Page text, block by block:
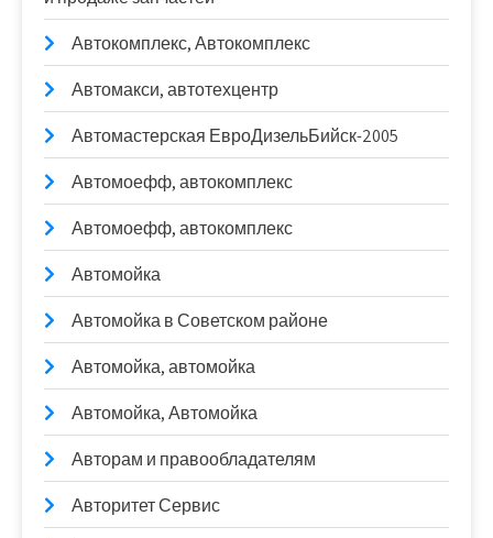
Автокомплекс, Автокомплекс
Автомакси, автотехцентр
Автомастерская ЕвроДизельБийск-2005
Автомоефф, автокомплекс
Автомоефф, автокомплекс
Автомойка
Автомойка в Советском районе
Автомойка, автомойка
Автомойка, Автомойка
Авторам и правообладателям
Авторитет Сервис